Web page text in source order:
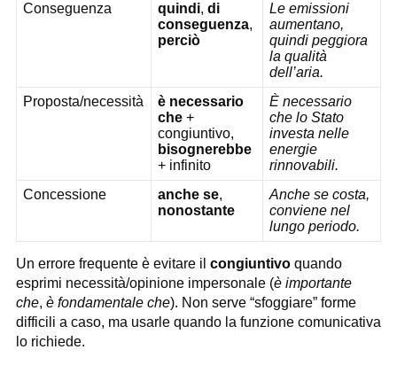
Conseguenza
quindi, di
conseguenza,
perciò
Le emissioni
aumentano,
quindi peggiora
la qualità
dell’aria.
Proposta/necessità
è necessario
che+
congiuntivo,
bisognerebbe
+ infinito
È necessario
che lo Stato
investa nelle
energie
rinnovabili.
Concessione
anche se,
nonostante
Anche se costa,
conviene nel
lungo periodo.
Un errore frequente è evitare il congiuntivoquando
esprimi necessità/opinione impersonale (è importante
che, è fondamentale che). Non serve “sfoggiare” forme
difficili a caso, ma usarle quando la funzione comunicativa
lo richiede.